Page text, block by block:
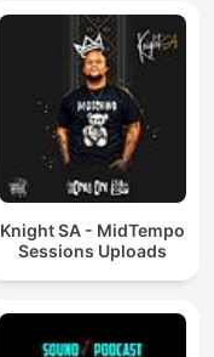
Knight SA - MidTempo
Sessions Uploads